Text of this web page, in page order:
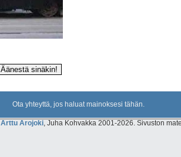
Ota yhteyttä, jos haluat mainoksesi tähän.
Arttu Arojoki , Juha Kohvakka 2001-2026. Sivuston